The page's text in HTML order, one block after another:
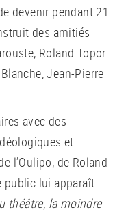
devenir pendant 21
des amitiés
Roland Topor
Jean-Pierre
avec des
et
l’Oulipo, de Roland
public lui apparaît
théâtre, la moindre